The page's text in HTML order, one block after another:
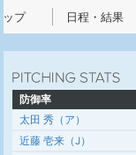
ップ 日程・結果
防御率
太田 秀（ア）
近藤 壱来（J）